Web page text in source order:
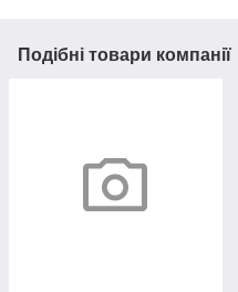
Подібні товари компанії